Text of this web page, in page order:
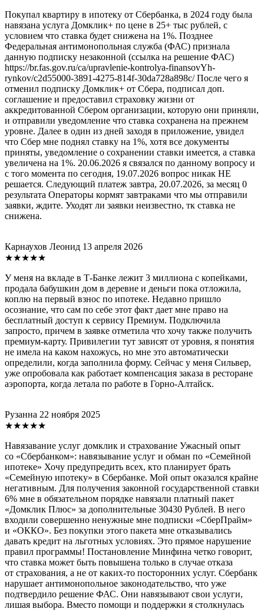
Покупал квартиру в ипотеку от Сбербанка, в 2024 году была
навязана услуга Домклик+ по цене в 25+ тыс рублей, с
условием что ставка будет снижена на 1%. Позднее
Федеральная антимонопольная служба (ФАС) признала
данную подписку незаконной (ссылка на решение ФАС)
https://br.fas.gov.ru/ca/upravlenie-kontrolya-finansovYh-
rynkov/c2d55000-3891-4275-814f-30da728a898c/ После чего я
отменил подписку Домклик+ от Сбера, подписал доп.
соглашение и предоставил страховку жизни от
аккредитованной Сбером организации, которую они приняли,
и отправили уведомление что ставка сохранена на прежнем
уровне. Далее в один из дней заходя в приложение, увидел
что Сбер мне поднял ставку на 1%, хотя все документы
приняты, уведомление о сохранении ставки имеется, а ставка
увеличена на 1%. 20.06.2026 я связался по данному вопросу и
с того момента по сегодня, 19.07.2026 вопрос никак НЕ
решается. Следующий платеж завтра, 20.07.2026, за месяц 0
результата Операторы кормят завтраками что мы отправили
заявки, ждите. Уходят ли заявки неизвестно, тк ставка не
снижена.
Карнаухов Леонид 13 апреля 2026
★★★★★
У меня на вкладе в Т-Банке лежит 3 миллиона с копейками,
продала бабушкин дом в деревне и деньги пока отложила,
коплю на первый взнос по ипотеке. Недавно пришло
осознание, что сам по себе этот факт дает мне право на
бесплатный доступ к сервису Премиум. Подключила
запросто, причем в заявке отметила что хочу также получить
премиум-карту. Привилегии тут зависят от уровня, я понятия
не имела на каком нахожусь, но мне это автоматически
определили, когда заполнила форму. Сейчас у меня Сильвер,
уже опробовала как работает компенсация заказа в ресторане
аэропорта, когда летала по работе в Горно-Алтайск.
Рузанна 22 ноября 2025
★★★★★
Навязавание услуг домклик и страхование Ужасный опыт
со «Сбербанком»: навязывание услуг и обман по «Семейной
ипотеке» Хочу предупредить всех, кто планирует брать
«Семейную ипотеку» в Сбербанке. Мой опыт оказался крайне
негативным. Для получения законной государственной ставки
6% мне в обязательном порядке навязали платный пакет
«Домклик Плюс» за дополнительные 30430 Рублей. В него
входили совершенно ненужные мне подписки «СберПрайм»
и «ОККО». Без покупки этого пакета мне отказывались
давать кредит на льготных условиях. Это прямое нарушение
правил программы! Постановление Минфина четко говорит,
что ставка может быть повышена только в случае отказа
от страхования, а не от каких-то посторонних услуг. Сбербанк
нарушает антимонопольное законодательство, что уже
подтвердило решение ФАС. Они навязывают свои услуги,
лишая выбора. Вместо помощи и поддержки я столкнулась